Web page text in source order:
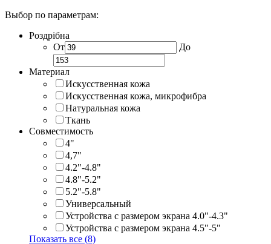
Выбор по параметрам:
Роздрібна
От
До
Материал
Искусственная кожа
Искусственная кожа, микрофибра
Натуральная кожа
Ткань
Совместимость
4"
4,7"
4.2"-4.8"
4.8"-5.2"
5.2"-5.8"
Универсальный
Устройства с размером экрана 4.0"-4.3"
Устройства с размером экрана 4.5"-5"
Показать все (8)